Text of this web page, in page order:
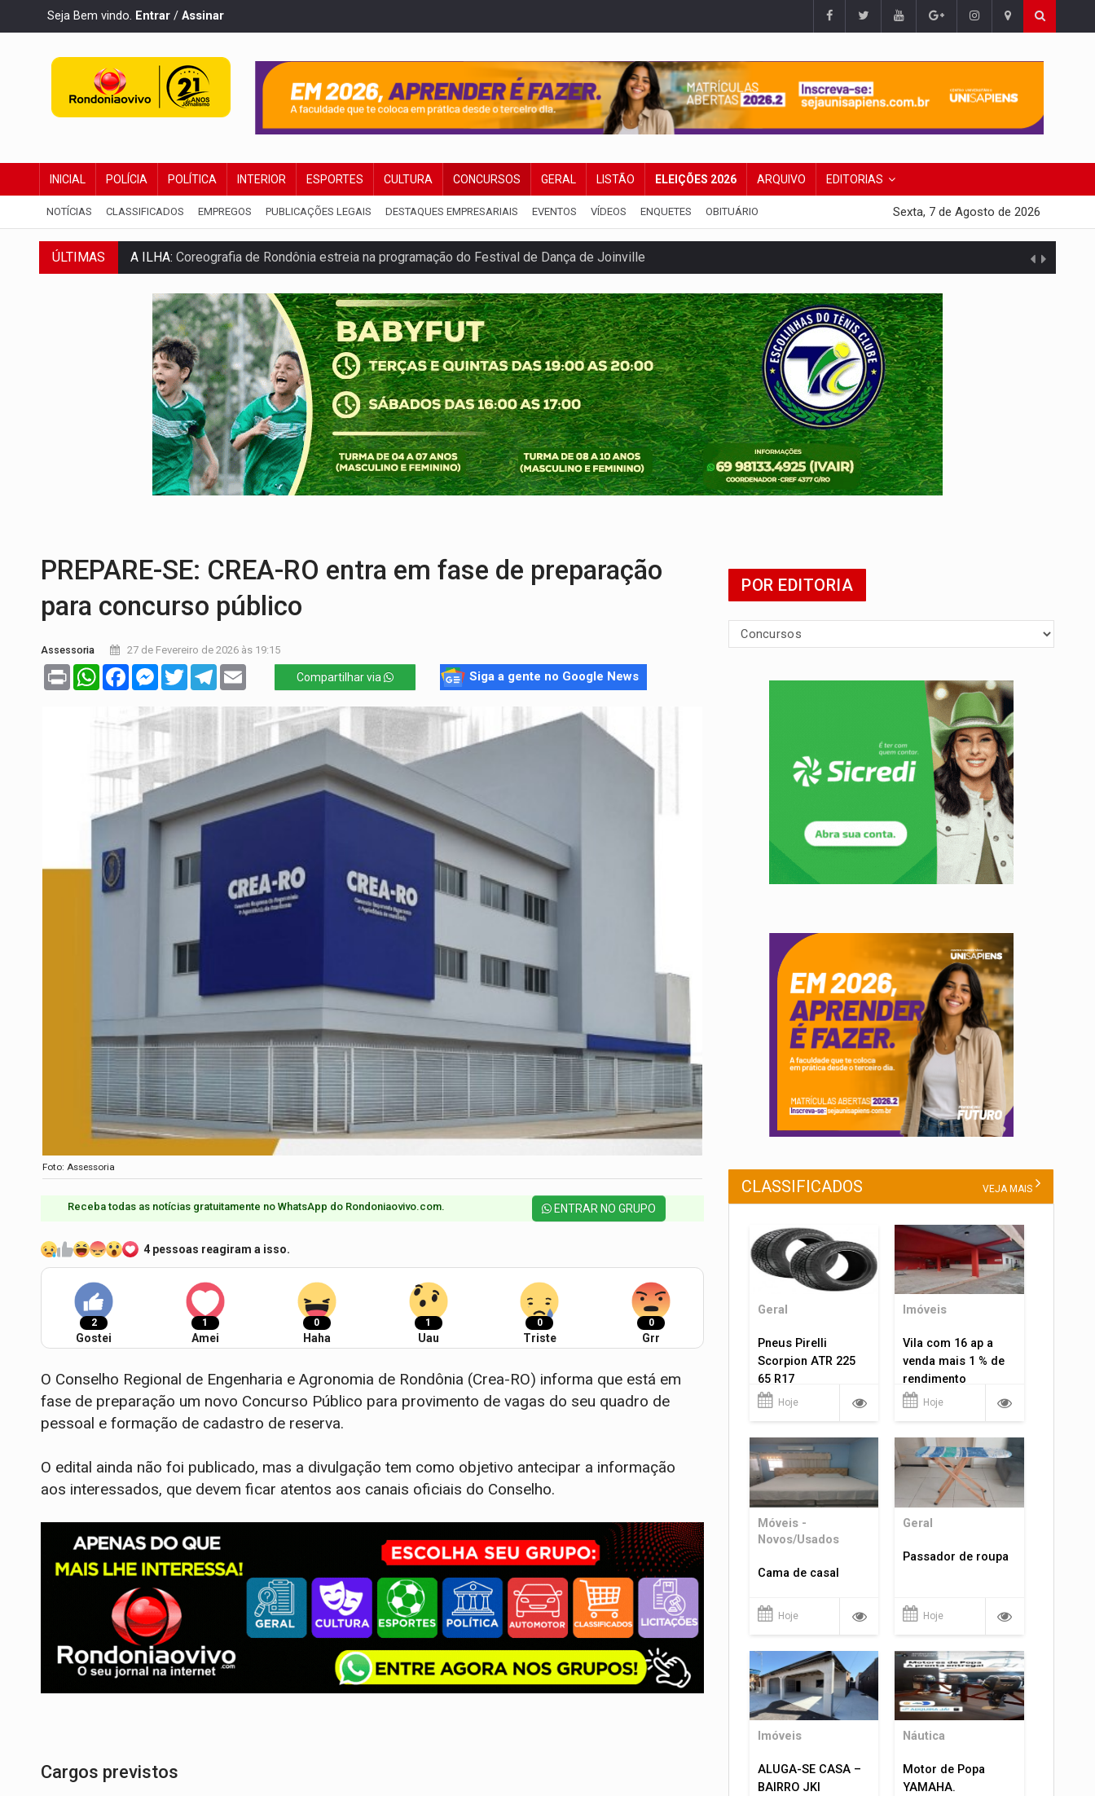
Seja Bem vindo. Entrar / Assinar
INICIAL POLÍCIA POLÍTICA INTERIOR ESPORTES CULTURA CONCURSOS GERAL LISTÃO ELEIÇÕES 2026 ARQUIVO EDITORIAS
NOTÍCIAS CLASSIFICADOS EMPREGOS PUBLICAÇÕES LEGAIS DESTAQUES EMPRESARIAIS EVENTOS VÍDEOS ENQUETES OBITUÁRIO Sexta, 7 de Agosto de 2026
ÚLTIMAS A ILHA: Coreografia de Rondônia estreia na programação do Festival de Dança de Joinville
ELEIÇÕES 2026:Sgt. Mouza esclarece 'erro de digitação' em declaração de patrimônio de R$ 29 mi
JUDICIÁRIO:Sinjur parabeniza servidores pelo adicional de incentivo com efeitos retroativos
Publicação Legal: AVISO DE LICITAÇÃO: Pregão Eletrônico Nº 12/2026 - UASG 200095
BR-364:Polícia apreende mais de uma tonelada de drogas em fundo falso de caminhão
EMOCIONE:PRESENTES: Confira os sorteados na promoção de dia dos Pais
VOVÔ LADRÃO:Idoso é filmado furtando bicicleta na frente de comércio
JUSTIÇA:Comarca de Nova Mamoré terá seu primeiro júri popular
PREPARE-SE: CREA-RO entra em fase de preparação
para concurso público
Assessoria 27 de Fevereiro de 2026 às 19:15
Print WhatsAppFacebookMessenger
TwitterTelegram Compartilhar via Siga a gente no Google News
Foto: Assessoria
Receba todas as notícias gratuitamente no WhatsApp do Rondoniaovivo.com.​ ENTRAR NO GRUPO
4 pessoas reagiram a isso.
2
Gostei
1
Amei
0
Haha
1
Uau
0
Triste
0
Grr
O Conselho Regional de Engenharia e Agronomia de Rondônia (Crea-RO) informa que está em
fase de preparação um novo Concurso Público para provimento de vagas do seu quadro de
pessoal e formação de cadastro de reserva.
O edital ainda não foi publicado, mas a divulgação tem como objetivo antecipar a informação
aos interessados, que devem ficar atentos aos canais oficiais do Conselho.
Cargos previstos
POR EDITORIA
CLASSIFICADOS VEJA MAIS
Geral
Pneus Pirelli
Scorpion ATR 225
65 R17
Hoje
Imóveis
Vila com 16 ap a
venda mais 1 % de
rendimento
Hoje
Móveis -
Novos/Usados
Cama de casal
Hoje
Geral
Passador de roupa
Hoje
Imóveis
ALUGA-SE CASA –
BAIRRO JKI
Náutica
Motor de Popa
YAMAHA.